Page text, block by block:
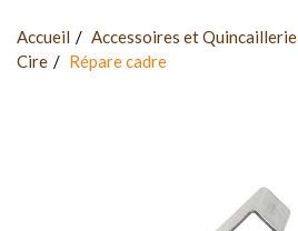
Accueil Accessoires et Quincaillerie
Cire
Répare cadre